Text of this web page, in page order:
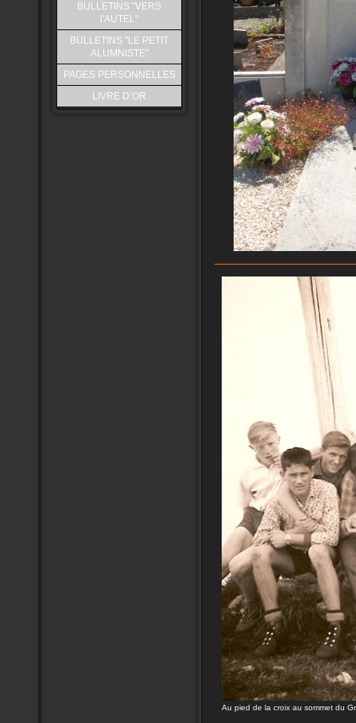
BULLETINS "VERS
l'AUTEL"
BULLETINS "LE PETIT
ALUMNISTE"
PAGES PERSONNELLES
LIVRE D’OR
Au pied de la croix au sommet du